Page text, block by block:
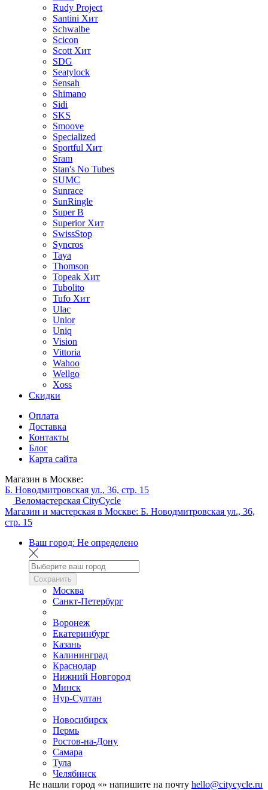
Rudy Project
Santini Хит
Schwalbe
Scicon
Scott Хит
SDG
Seatylock
Sensah
Shimano
Sidi
SKS
Smoove
Specialized
Sportful Хит
Sram
Stan's No Tubes
SUMC
Sunrace
SunRingle
Super B
Superior Хит
SwissStop
Syncros
Taya
Thomson
Topeak Хит
Tubolito
Tufo Хит
Ulac
Unior
Uniq
Vision
Vittoria
Wahoo
Wellgo
Xoss
Скидки
Оплата
Доставка
Контакты
Блог
Карта сайта
Магазин в Москве:
Б. Новодмитровская ул., 36, стр. 15
Веломастерская CityCycle
Магазин и мастерская в Москве: Б. Новодмитровская ул., 36,
стр. 15
Ваш город: Не определено
Сохранить
Москва
Санкт-Петербург
Воронеж
Екатеринбург
Казань
Калининград
Краснодар
Нижний Новгород
Минск
Нур-Султан
Новосибирск
Пермь
Ростов-на-Дону
Самара
Тула
Челябинск
Не нашли город «» напишите на почту hello@citycycle.ru